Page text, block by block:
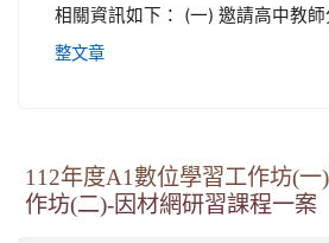
相關資訊如下： (一) 邀請高中教師
整文章
112年度A1數位學習工作坊(
作坊(二)-因材網研習課程一案